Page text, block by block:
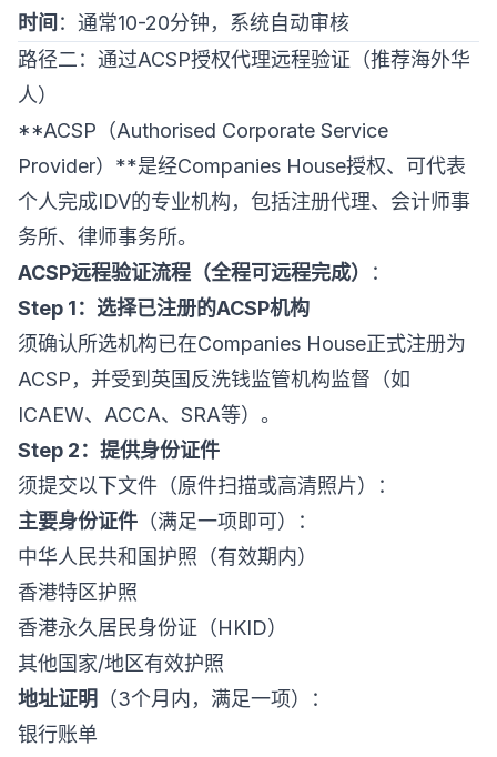
时间 ：通常10-20分钟，系统自动审核
路径二：通过ACSP授权代理远程验证（推荐海外华
人）
**ACSP（Authorised Corporate Service
Provider）**是经Companies House授权、可代表
个人完成IDV的专业机构，包括注册代理、会计师事
务所、律师事务所。
ACSP远程验证流程（全程可远程完成）
：
Step 1：选择已注册的ACSP机构
须确认所选机构已在Companies House正式注册为
ACSP，并受到英国反洗钱监管机构监督（如
ICAEW、ACCA、SRA等）。
Step 2：提供身份证件
须提交以下文件（原件扫描或高清照片）：
主要身份证件 （满足一项即可）：
中华人民共和国护照（有效期内）
香港特区护照
香港永久居民身份证（HKID）
其他国家/地区有效护照
地址证明 （3个月内，满足一项）：
银行账单